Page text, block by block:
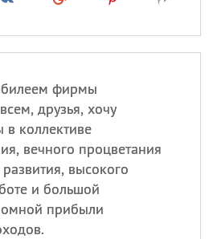
фирмы
друзья, хочу
коллективе
вечного процветания
высокого
и большой
прибыли